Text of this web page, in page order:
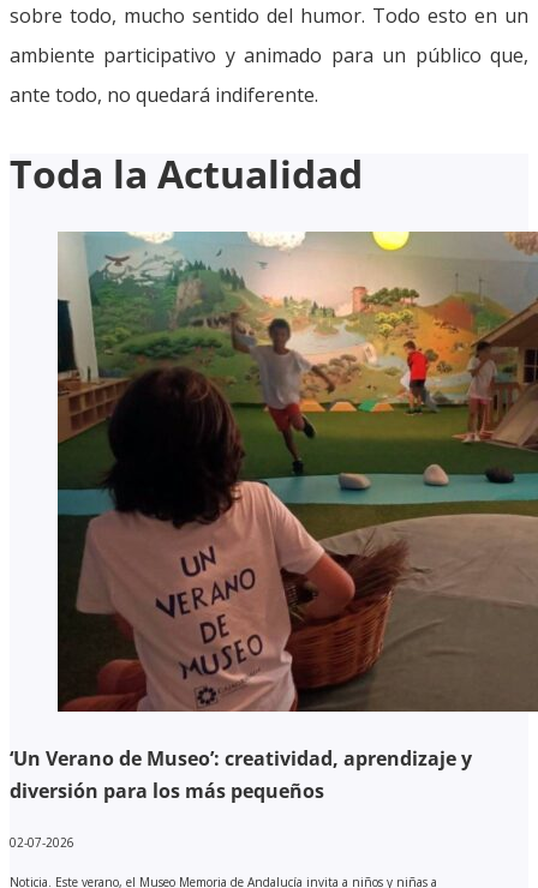
sobre todo, mucho sentido del humor. Todo esto en un
ambiente participativo y animado para un público que,
ante todo, no quedará indiferente.
Toda la Actualidad
‘Un Verano de Museo’: creatividad, aprendizaje y
diversión para los más pequeños
02-07-2026
Noticia. Este verano, el Museo Memoria de Andalucía invita a niños y niñas a